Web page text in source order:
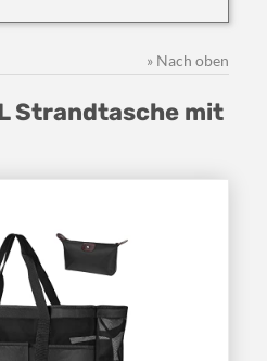
» Nach oben
Strandtasche mit